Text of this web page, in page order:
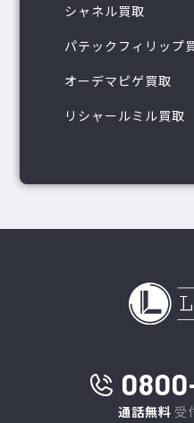
シャネル買取
パテックフィリップ
オーデマピゲ買取
リシャールミル買取
通話無料 受